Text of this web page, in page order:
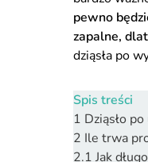
pewno
zapalne,
dziąsła po
Spis treści
1 Dziąsło
2 Ile trwa
2.1 Jak